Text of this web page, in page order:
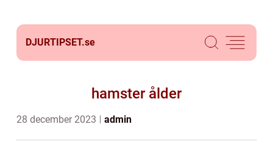
DJURTIPSET.se
hamster ålder
28 december 2023 admin